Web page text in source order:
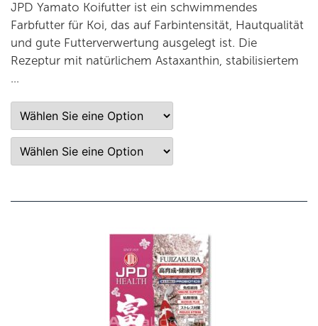
JPD Yamato Koifutter ist ein schwimmendes
Farbfutter für Koi, das auf Farbintensität, Hautqualität
und gute Futterverwertung ausgelegt ist. Die
Rezeptur mit natürlichem Astaxanthin, stabilisiertem
…